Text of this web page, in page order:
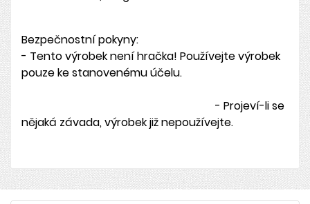
Bezpečnostní pokyny:
- Tento výrobek není hračka! Používejte výrobek
pouze ke stanovenému účelu.
- Projeví-li se
nějaká závada, výrobek již nepoužívejte.